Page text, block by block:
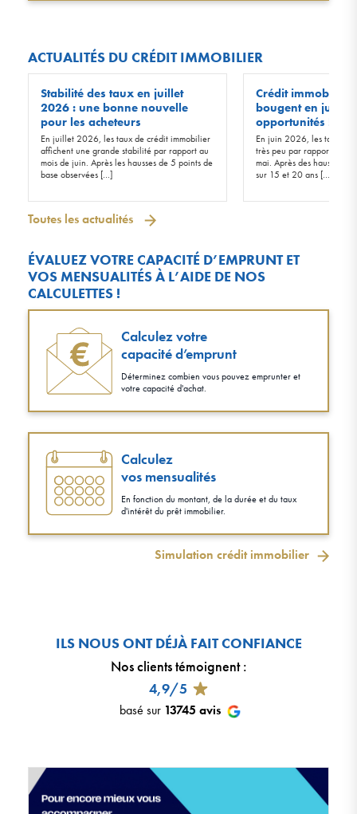
ACTUALITÉS DU CRÉDIT IMMOBILIER
Stabilité des taux en juillet
2026 : une bonne nouvelle
pour les acheteurs
En juillet 2026, les taux de crédit immobilier
affichent une grande stabilité par rapport au
mois de juin. Après les hausses de 5 points de
base observées […]
Crédit immobilier
bougent en juin
opportunités !
En juin 2026, les taux
très peu par rapport à
mai. Après des hausses
sur 15 et 20 ans […]
Toutes les actualités
ÉVALUEZ VOTRE CAPACITÉ D’EMPRUNT ET
VOS MENSUALITÉS À L’AIDE DE NOS
CALCULETTES !
Calculez votre
capacité d’emprunt
Déterminez combien vous pouvez emprunter et
votre capacité d'achat.
Calculez
vos mensualités
En fonction du montant, de la durée et du taux
d'intérêt du prêt immobilier.
Simulation crédit immobilier
ILS NOUS ONT DÉJÀ FAIT CONFIANCE
Nos clients témoignent:
4,9/5
basé sur 13745 avis